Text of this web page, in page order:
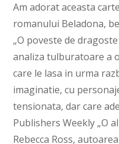
Am adorat aceasta
romanului Beladona,
„O poveste de
anali­za tulburatoare a
care le lasa in urma
imaginatie, cu
tensionata, dar care
Publishers Weekly „O
Rebecca Ross,